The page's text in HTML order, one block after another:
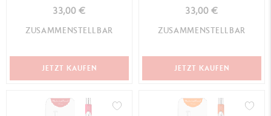
33,00 €
ZUSAMMENSTELLBAR
JETZT KAUFEN
33,00 €
ZUSAMMENSTELLBAR
JETZT KAUFEN